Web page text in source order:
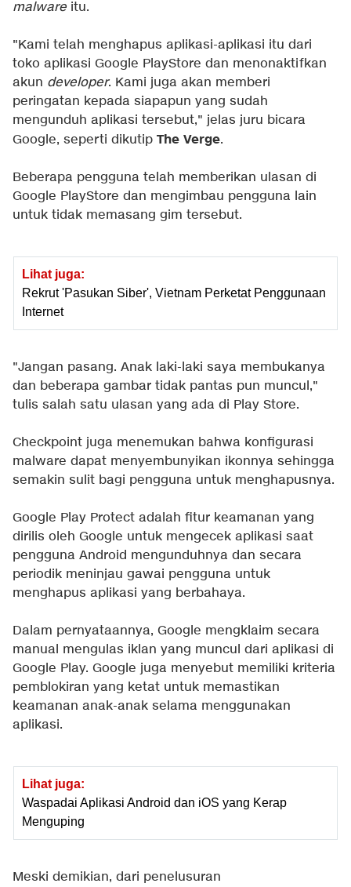
malware itu.
"Kami telah menghapus aplikasi-aplikasi itu dari
toko aplikasi Google PlayStore dan menonaktifkan
akun developer. Kami juga akan memberi
peringatan kepada siapapun yang sudah
mengunduh aplikasi tersebut," jelas juru bicara
Google, seperti dikutip The Verge.
Beberapa pengguna telah memberikan ulasan di
Google PlayStore dan mengimbau pengguna lain
untuk tidak memasang gim tersebut.
Lihat juga:
Rekrut 'Pasukan Siber', Vietnam Perketat Penggunaan
Internet
"Jangan pasang. Anak laki-laki saya membukanya
dan beberapa gambar tidak pantas pun muncul,"
tulis salah satu ulasan yang ada di Play Store.
Checkpoint juga menemukan bahwa konfigurasi
malware dapat menyembunyikan ikonnya sehingga
semakin sulit bagi pengguna untuk menghapusnya.
Google Play Protect adalah fitur keamanan yang
dirilis oleh Google untuk mengecek aplikasi saat
pengguna Android mengunduhnya dan secara
periodik meninjau gawai pengguna untuk
menghapus aplikasi yang berbahaya.
Dalam pernyataannya, Google mengklaim secara
manual mengulas iklan yang muncul dari aplikasi di
Google Play. Google juga menyebut memiliki kriteria
pemblokiran yang ketat untuk memastikan
keamanan anak-anak selama menggunakan
aplikasi.
Lihat juga:
Waspadai Aplikasi Android dan iOS yang Kerap
Menguping
Meski demikian, dari penelusuran